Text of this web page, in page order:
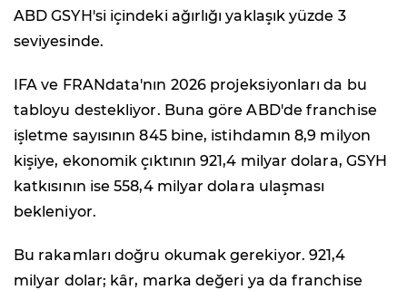
ABD GSYH'si içindeki ağırlığı yaklaşık yüzde 3
seviyesinde.
IFA ve FRANdata'nın 2026 projeksiyonları da bu
tabloyu destekliyor. Buna göre ABD'de franchise
işletme sayısının 845 bine, istihdamın 8,9 milyon
kişiye, ekonomik çıktının 921,4 milyar dolara, GSYH
katkısının ise 558,4 milyar dolara ulaşması
bekleniyor.
Bu rakamları doğru okumak gerekiyor. 921,4
milyar dolar; kâr, marka değeri ya da franchise